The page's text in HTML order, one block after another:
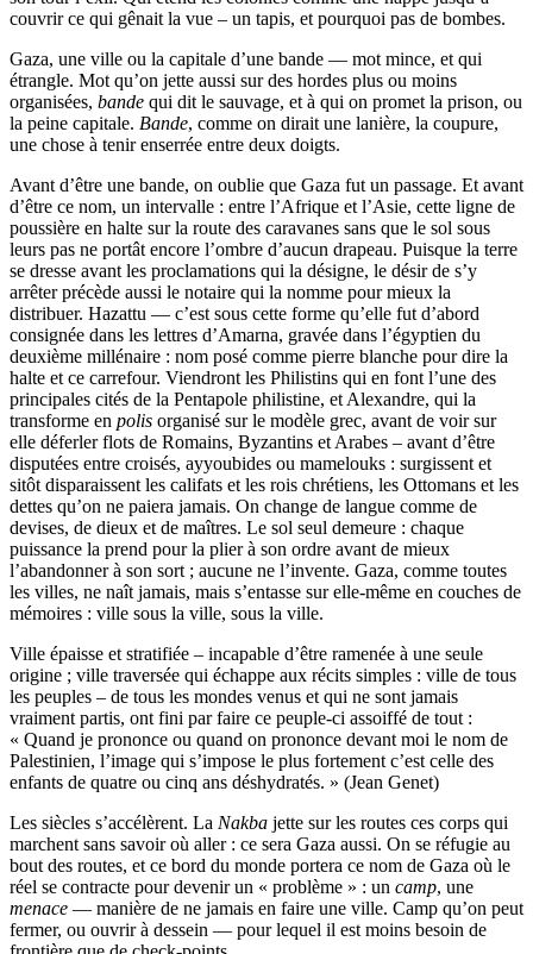
couvrir ce qui gênait la vue – un tapis, et pourquoi pas de bombes.
Gaza, une ville ou la capitale d’une bande — mot mince, et qui
étrangle. Mot qu’on jette aussi sur des hordes plus ou moins
organisées, bande qui dit le sauvage, et à qui on promet la prison, ou
la peine capitale. Bande, comme on dirait une lanière, la coupure,
une chose à tenir enserrée entre deux doigts.
Avant d’être une bande, on oublie que Gaza fut un passage. Et avant
d’être ce nom, un intervalle : entre l’Afrique et l’Asie, cette ligne de
poussière en halte sur la route des caravanes sans que le sol sous
leurs pas ne portât encore l’ombre d’aucun drapeau. Puisque la terre
se dresse avant les proclamations qui la désigne, le désir de s’y
arrêter précède aussi le notaire qui la nomme pour mieux la
distribuer. Hazattu — c’est sous cette forme qu’elle fut d’abord
consignée dans les lettres d’Amarna, gravée dans l’égyptien du
deuxième millénaire : nom posé comme pierre blanche pour dire la
halte et ce carrefour. Viendront les Philistins qui en font l’une des
principales cités de la Pentapole philistine, et Alexandre, qui la
transforme en polis organisé sur le modèle grec, avant de voir sur
elle déferler flots de Romains, Byzantins et Arabes – avant d’être
disputées entre croisés, ayyoubides ou mamelouks : surgissent et
sitôt disparaissent les califats et les rois chrétiens, les Ottomans et les
dettes qu’on ne paiera jamais. On change de langue comme de
devises, de dieux et de maîtres. Le sol seul demeure : chaque
puissance la prend pour la plier à son ordre avant de mieux
l’abandonner à son sort ; aucune ne l’invente. Gaza, comme toutes
les villes, ne naît jamais, mais s’entasse sur elle-même en couches de
mémoires : ville sous la ville, sous la ville.
Ville épaisse et stratifiée – incapable d’être ramenée à une seule
origine ; ville traversée qui échappe aux récits simples : ville de tous
les peuples – de tous les mondes venus et qui ne sont jamais
vraiment partis, ont fini par faire ce peuple-ci assoiffé de tout :
« Quand je prononce ou quand on prononce devant moi le nom de
Palestinien, l’image qui s’impose le plus fortement c’est celle des
enfants de quatre ou cinq ans déshydratés. » (Jean Genet)
Les siècles s’accélèrent. La Nakba jette sur les routes ces corps qui
marchent sans savoir où aller : ce sera Gaza aussi. On se réfugie au
bout des routes, et ce bord du monde portera ce nom de Gaza où le
réel se contracte pour devenir un « problème » : un camp, une
menace — manière de ne jamais en faire une ville. Camp qu’on peut
fermer, ou ouvrir à dessein — pour lequel il est moins besoin de